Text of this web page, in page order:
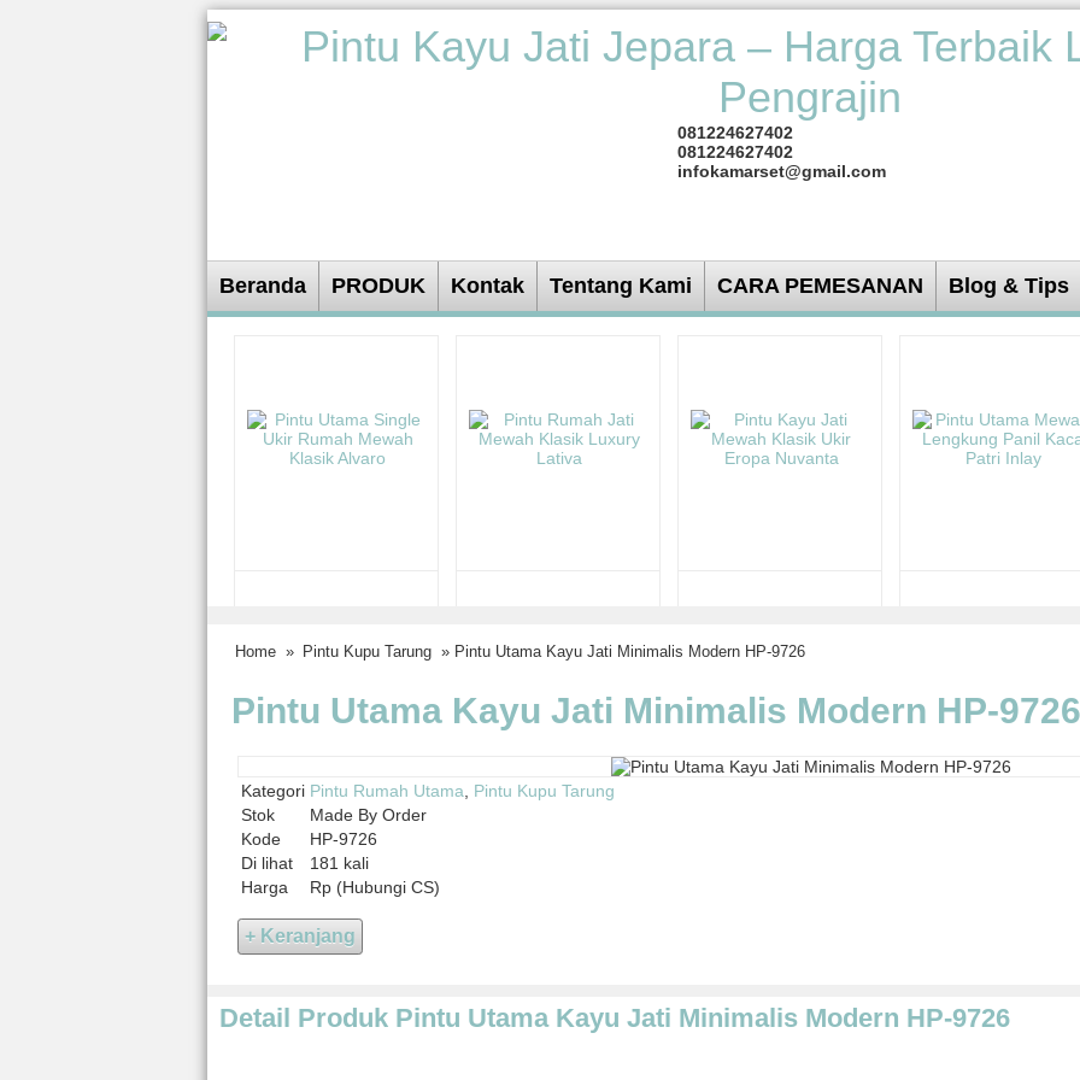
081224627402
081224627402
infokamarset@gmail.com
Beranda PRODUK Kontak Tentang Kami CARA PEMESANAN Blog & Tips
Home » Pintu Kupu Tarung » Pintu Utama Kayu Jati Minimalis Modern HP-9726
Pintu Utama Kayu Jati Minimalis Modern HP-9726
Kategori Pintu Rumah Utama
Pintu Kupu Tarung
Stok
Made By Order
Kode
HP-9726
Di lihat
181 kali
Harga
Rp (Hubungi CS)
Detail Produk Pintu Utama Kayu Jati Minimalis Modern HP-9726